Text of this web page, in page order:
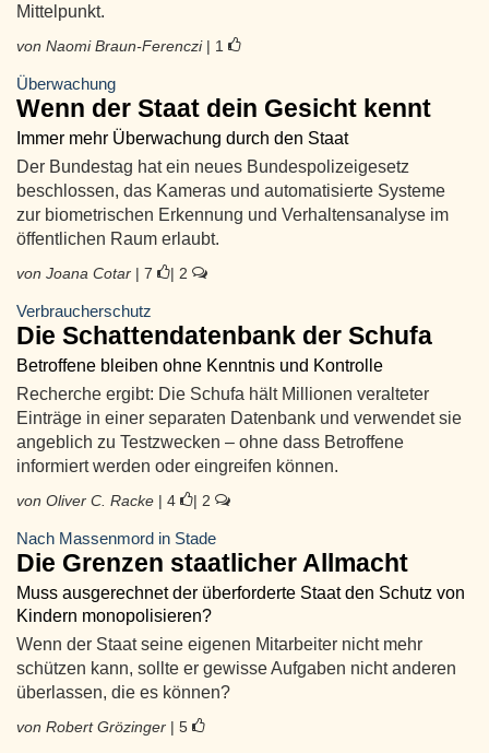
Mittelpunkt.
von Naomi Braun-Ferenczi | 1
Überwachung
Wenn der Staat dein Gesicht kennt
Immer mehr Überwachung durch den Staat
Der Bundestag hat ein neues Bundespolizeigesetz
beschlossen, das Kameras und automatisierte Systeme
zur biometrischen Erkennung und Verhaltensanalyse im
öffentlichen Raum erlaubt.
von Joana Cotar | 7 | 2
Verbraucherschutz
Die Schattendatenbank der Schufa
Betroffene bleiben ohne Kenntnis und Kontrolle
Recherche ergibt: Die Schufa hält Millionen veralteter
Einträge in einer separaten Datenbank und verwendet sie
angeblich zu Testzwecken – ohne dass Betroffene
informiert werden oder eingreifen können.
von Oliver C. Racke | 4 | 2
Nach Massenmord in Stade
Die Grenzen staatlicher Allmacht
Muss ausgerechnet der überforderte Staat den Schutz von
Kindern monopolisieren?
Wenn der Staat seine eigenen Mitarbeiter nicht mehr
schützen kann, sollte er gewisse Aufgaben nicht anderen
überlassen, die es können?
von Robert Grözinger | 5